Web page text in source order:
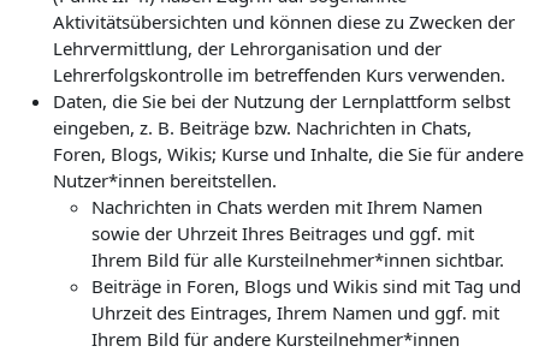
Aktivitätsübersichten und können diese zu Zwecken der
Lehrvermittlung, der Lehrorganisation und der
Lehrerfolgskontrolle im betreffenden Kurs verwenden.
Daten, die Sie bei der Nutzung der Lernplattform selbst
eingeben, z. B. Beiträge bzw. Nachrichten in Chats,
Foren, Blogs, Wikis; Kurse und Inhalte, die Sie für andere
Nutzer*innen bereitstellen.
Nachrichten in Chats werden mit Ihrem Namen
sowie der Uhrzeit Ihres Beitrages und ggf. mit
Ihrem Bild für alle Kursteilnehmer*innen sichtbar.
Beiträge in Foren, Blogs und Wikis sind mit Tag und
Uhrzeit des Eintrages, Ihrem Namen und ggf. mit
Ihrem Bild für andere Kursteilnehmer*innen